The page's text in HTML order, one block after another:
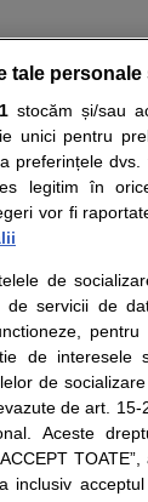
Autoevaluare
avizate ale
stabilit in
la dispozitie
noi
noi
frecvente
©
tale
stocăm și/sau
unici pentru
preferințele
legitim în
vor fi
de
de servicii de
de
de
de art.
Aceste
inclusiv